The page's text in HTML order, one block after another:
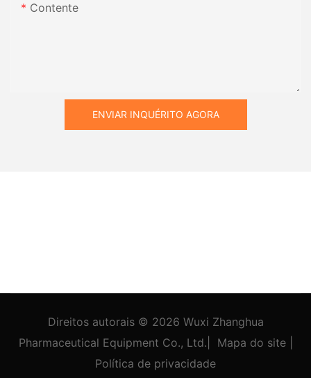
Contente
ENVIAR INQUÉRITO AGORA
Direitos autorais © 2026 Wuxi Zhanghua
Pharmaceutical Equipment Co., Ltd.
Mapa do site
Política de privacidade